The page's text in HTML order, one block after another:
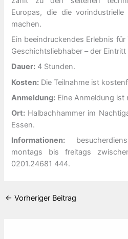
Europas, die die
machen.
Ein beeindruckendes Erlebnis
Geschichtsliebhaber – der Eintritt
Dauer: 4 Stunden.
Kosten: Die Teilnahme ist
Anmeldung: Eine Anmeldung ist
Ort: Halbachhammer im
Essen.
Informationen:
montags bis freitags
0201.24681 444.
← Vorheriger Beitrag